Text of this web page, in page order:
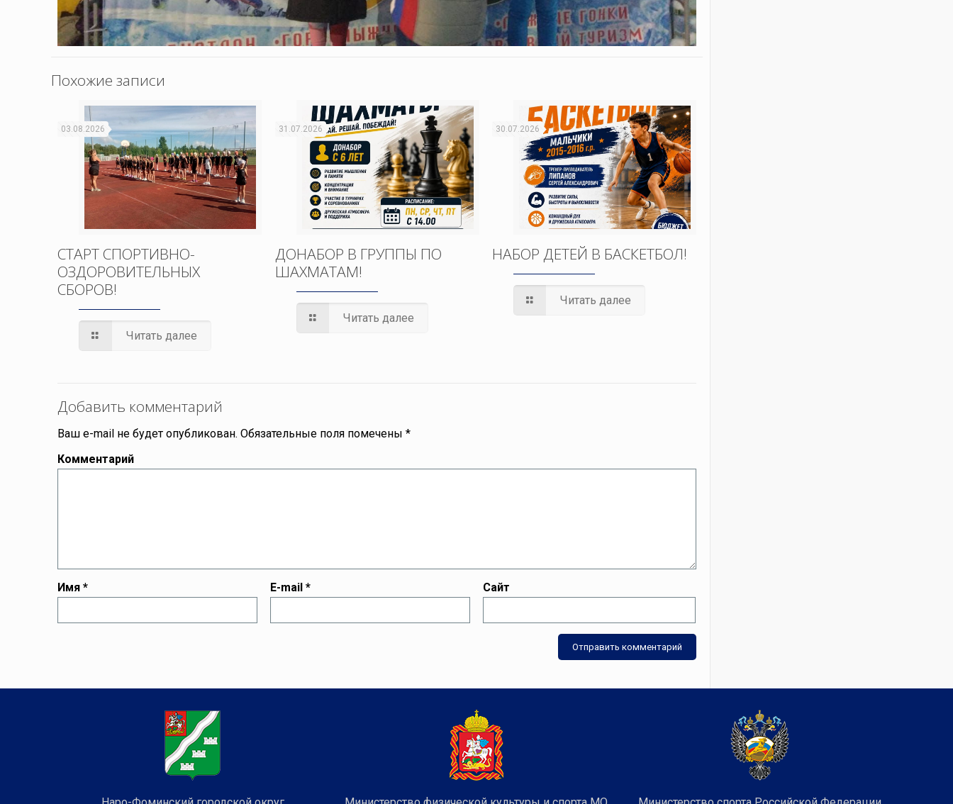
Похожие записи
03.08.2026
СТАРТ СПОРТИВНО-
ОЗДОРОВИТЕЛЬНЫХ
СБОРОВ!
Читать далее
31.07.2026
ДОНАБОР В ГРУППЫ ПО
ШАХМАТАМ!
Читать далее
30.07.2026
НАБОР ДЕТЕЙ В БАСКЕТБОЛ!
Читать далее
Добавить комментарий
Ваш e-mail не будет опубликован. Обязательные поля помечены*
Комментарий
Имя* E-mail* Сайт